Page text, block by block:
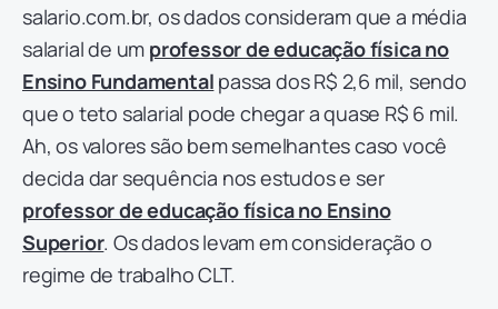
salario.com.br, os dados consideram que a média
salarial de um professor de educação física no
Ensino Fundamental passa dos R$ 2,6 mil, sendo
que o teto salarial pode chegar a quase R$ 6 mil.
Ah, os valores são bem semelhantes caso você
decida dar sequência nos estudos e ser
professor de educação física no Ensino
Superior. Os dados levam em consideração o
regime de trabalho CLT.